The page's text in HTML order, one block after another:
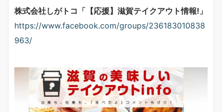
株式会社しがトコ「【応援】滋賀テイクアウト情報!」
https://www.facebook.com/groups/236183010838
963/